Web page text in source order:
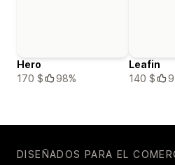
Hero
170 $
98%
Leafin
140 $
DISEÑADOS PARA EL